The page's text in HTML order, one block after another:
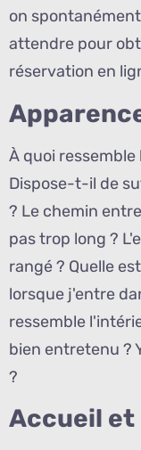
on
attendre pour
réservation en
À quoi
Dispose-t-il de
? Le chemin
pas trop long ?
rangé ? Quelle
lorsque j'entre
ressemble
bien entretenu ?
?
Accueil et